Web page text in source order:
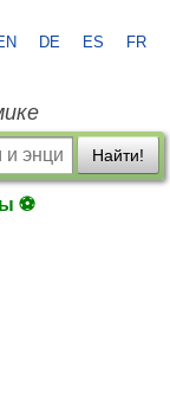
DE ES FR
Найти!
⚽